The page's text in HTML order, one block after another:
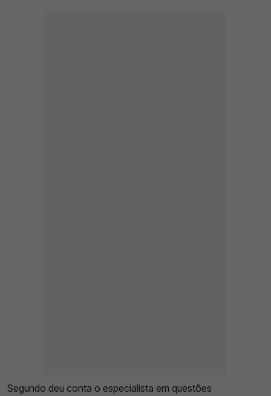
Segundo deu conta o especialista em questões